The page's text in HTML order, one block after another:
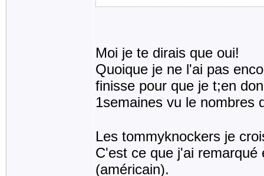
Moi je te dirais que oui!
Quoique je ne l'ai pas
finisse pour que je t;en
1semaines vu le nombres
Les tommyknockers je
C'est ce que j'ai
(américain).